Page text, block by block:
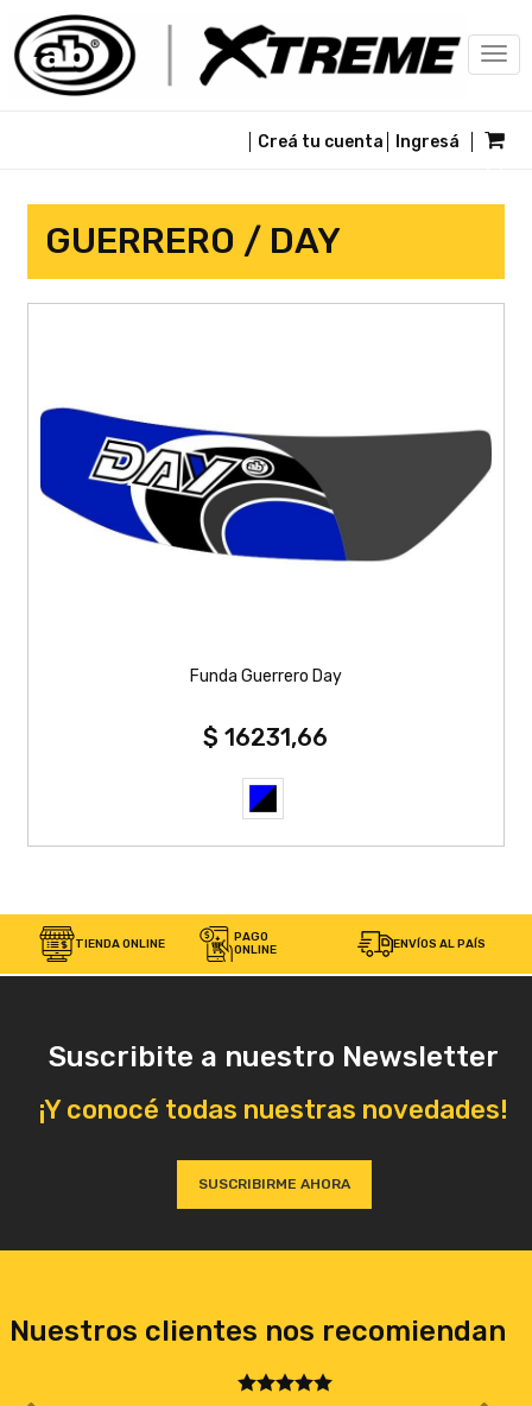
Creá tu cuenta Ingresá
GUERRERO / DAY
Funda Guerrero Day
$ 16231,66
TIENDA ONLINE
PAGO
ONLINE
ENVÍOS AL PAÍS
Suscribite a nuestro Newsletter
¡Y conocé todas nuestras novedades!
SUSCRIBIRME AHORA
Nuestros clientes nos recomiendan